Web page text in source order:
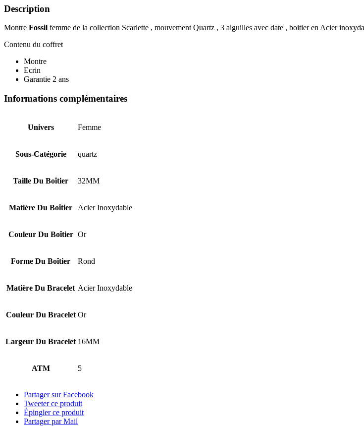
Description
Montre Fossil femme de la collection Scarlette , mouvement Quartz , 3 aiguilles avec date , boitier en Acier
Contenu du coffret
Montre
Ecrin
Garantie 2 ans
Informations complémentaires
Univers Femme
Sous-Catégorie quartz
Taille Du Boîtier 32MM
Matière Du Boîtier Acier Inoxydable
Couleur Du Boîtier Or
Forme Du Boîtier Rond
Matière Du Bracelet Acier Inoxydable
Couleur Du Bracelet Or
Largeur Du Bracelet 16MM
ATM 5
Partager sur Facebook
Tweeter ce produit
Épingler ce produit
Partager par Mail